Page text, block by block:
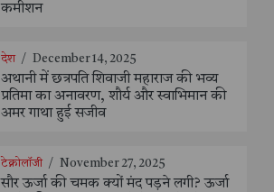
कमीशन
देश / December 14, 2025
अथानी में छत्रपति शिवाजी महाराज की भव्य
प्रतिमा का अनावरण, शौर्य और स्वाभिमान की
अमर गाथा हुई सजीव
टेक्नोलॉजी / November 27, 2025
सौर ऊर्जा की चमक क्यों मंद पड़ने लगी? ऊर्जा